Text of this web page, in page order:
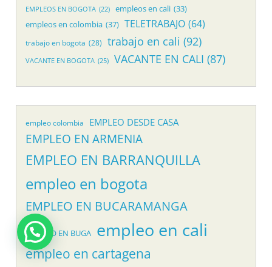
EMPLEOS EN BOGOTA (22) empleos en cali (33)
empleos en colombia (37) TELETRABAJO (64)
trabajo en bogota (28) trabajo en cali (92)
VACANTE EN BOGOTA (25) VACANTE EN CALI (87)
empleo colombia EMPLEO DESDE CASA
EMPLEO EN ARMENIA
EMPLEO EN BARRANQUILLA
empleo en bogota
EMPLEO EN BUCARAMANGA
EMPLEO EN BUGA empleo en cali
empleo en cartagena